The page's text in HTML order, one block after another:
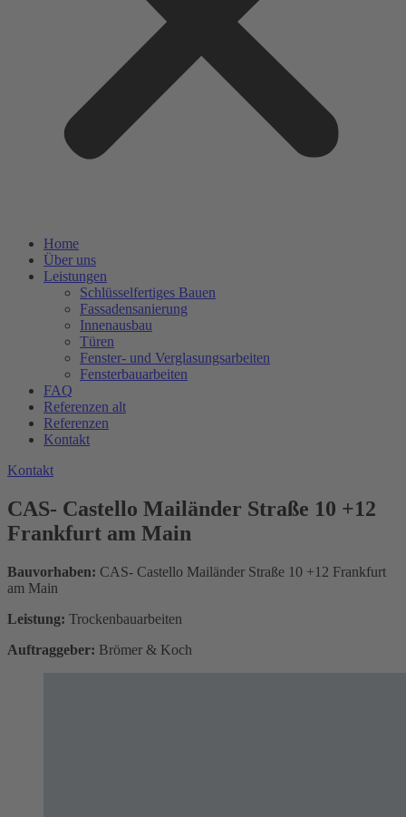
Home
Über uns
Leistungen
Schlüsselfertiges Bauen
Fassadensanierung
Innenausbau
Türen
Fenster- und Verglasungsarbeiten
Fensterbauarbeiten
FAQ
Referenzen alt
Referenzen
Kontakt
Kontakt
CAS- Castello Mailänder Straße 10 +12
Frankfurt am Main
Bauvorhaben: CAS- Castello Mailänder Straße 10 +12 Frankfurt
am Main
Leistung: Trockenbauarbeiten
Auftraggeber: Brömer & Koch